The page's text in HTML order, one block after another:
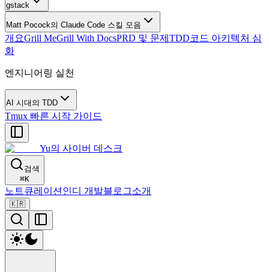
gstack
Matt Pocock의 Claude Code 스킬 모음
개요Grill MeGrill With DocsPRD 및 문제 TDD코드 아키텍처 심
화
엔지니어링 실천
AI 시대의 TDD
Tmux 빠른 시작 가이드
Yu의 사이버 데스크
검색
⌘K
노트큐레이션 인디 개발블로그소개
🇰🇷